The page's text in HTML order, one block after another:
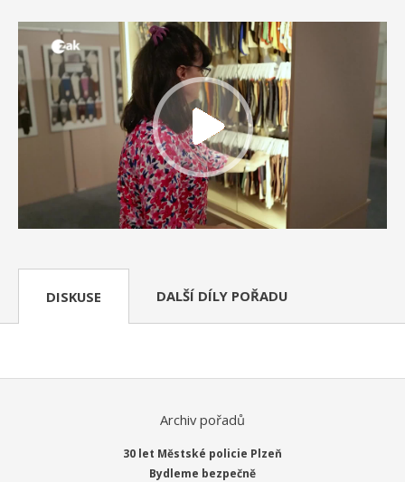
DISKUSE DALŠÍ DÍLY POŘADU
Archiv pořadů
30 let Městské policie Plzeň
Bydleme bezpečně